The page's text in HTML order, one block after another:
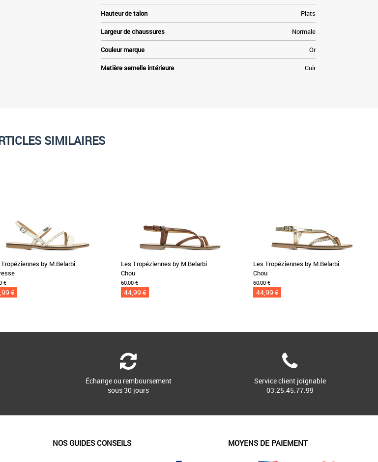
Hauteur de talon Plats
Largeur de chaussures Normale
Couleur marque Or
Matière semelle intérieure Cuir
SIMILAIRES
by M.Belarbi
€
€
Les Tropéziennes by M.Belarbi
Chou
60,00 €
44,99 €
Les Tropéziennes by M.Belarbi
Chou
60,00 €
44,99 €
Échange ou remboursement
sous 30 jours
Service client joignable
03.25.45.77.99
NOS GUIDES CONSEILS MOYENS DE PAIEMENT